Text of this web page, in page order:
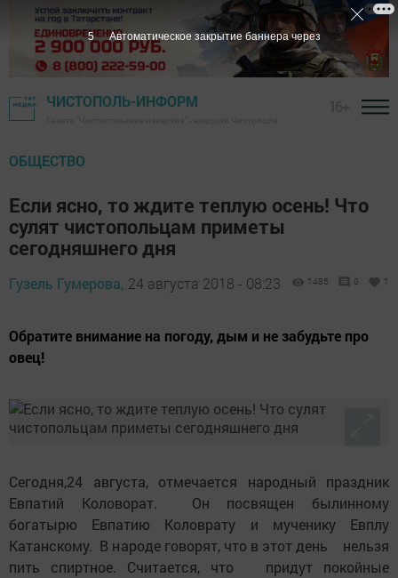
ЧИСТОПОЛЬ-ИНФОРМ
ОБЩЕСТВО
Если ясно, то ждите теплую осень! Что
сулят чистопольцам приметы
сегодняшнего дня
Гузель Гумерова, 24 августа 2018 - 08:23 1485 0 1
Обратите внимание на погоду, дым и не забудьте про
овец!
Сегодня,24 августа, отмечается народный праздник
Евпатий Коловорат. Он посвящен былинному
богатырю Евпатию Коловрату и мученику Евплу
Катанскому. В народе говорят, что в этот день нельзя
пить спиртное. Считается, что придут покойные
5 Автоматическое закрытие баннера через